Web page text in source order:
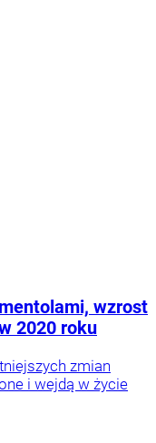
wzrost
2020 roku
zmian
i wejdą w życie